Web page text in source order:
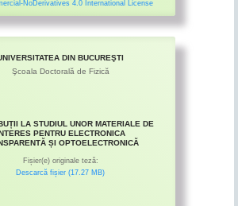
NoDerivatives 4.0 International License
DIN BUCUREŞTI
Şcoala Doctorală de Fizică
LA STUDIUL UNOR MATERIALE DE
PENTRU ELECTRONICA
ȘI OPTOELECTRONICĂ
Fișier(e) originale teză:
Descarcă fișier (17.27 MB)